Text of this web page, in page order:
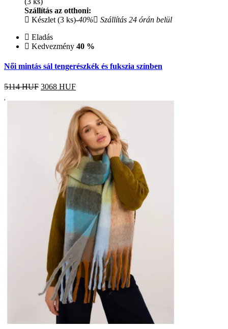
Szállítás az otthoni:
Készlet (3 ks)-40%
Szállítás 24 órán belül
Eladás
Kedvezmény 40 %
Női mintás sál tengerészkék és fukszia színben
5114 HUF 3068 HUF